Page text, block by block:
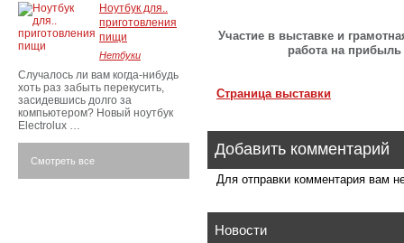
Участие в выставке и
работа на
Страница выставки
Добавить комментарий
Для отправки комментария вам
Новости
Ноутбук для..
приготовления
пищи
Нетбуки
Случалось ли вам когда-нибудь
хоть раз забыть перекусить,
засидевшись долго за
компьютером? Новый ноутбук
Electrolux …
Смотреть все